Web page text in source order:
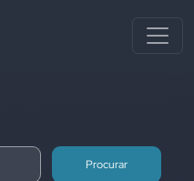
Procurar